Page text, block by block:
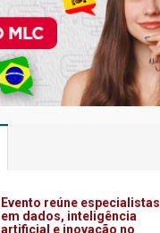
Evento reúne especialistas
em dados, inteligência
artificial e inovação no